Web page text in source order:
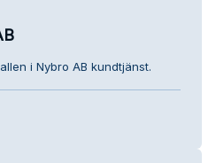
i Nybro AB kundtjänst.